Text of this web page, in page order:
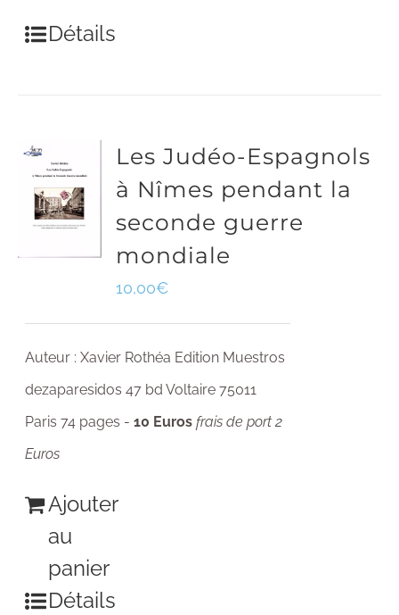
Détails
Les Judéo-Espagnols
à Nîmes pendant la
seconde guerre
mondiale
10,00€
Auteur : Xavier Rothéa Edition Muestros
dezaparesidos 47 bd Voltaire 75011
Paris 74 pages -10 Euros frais de port 2
Euros
Ajouter
au
panier
Détails